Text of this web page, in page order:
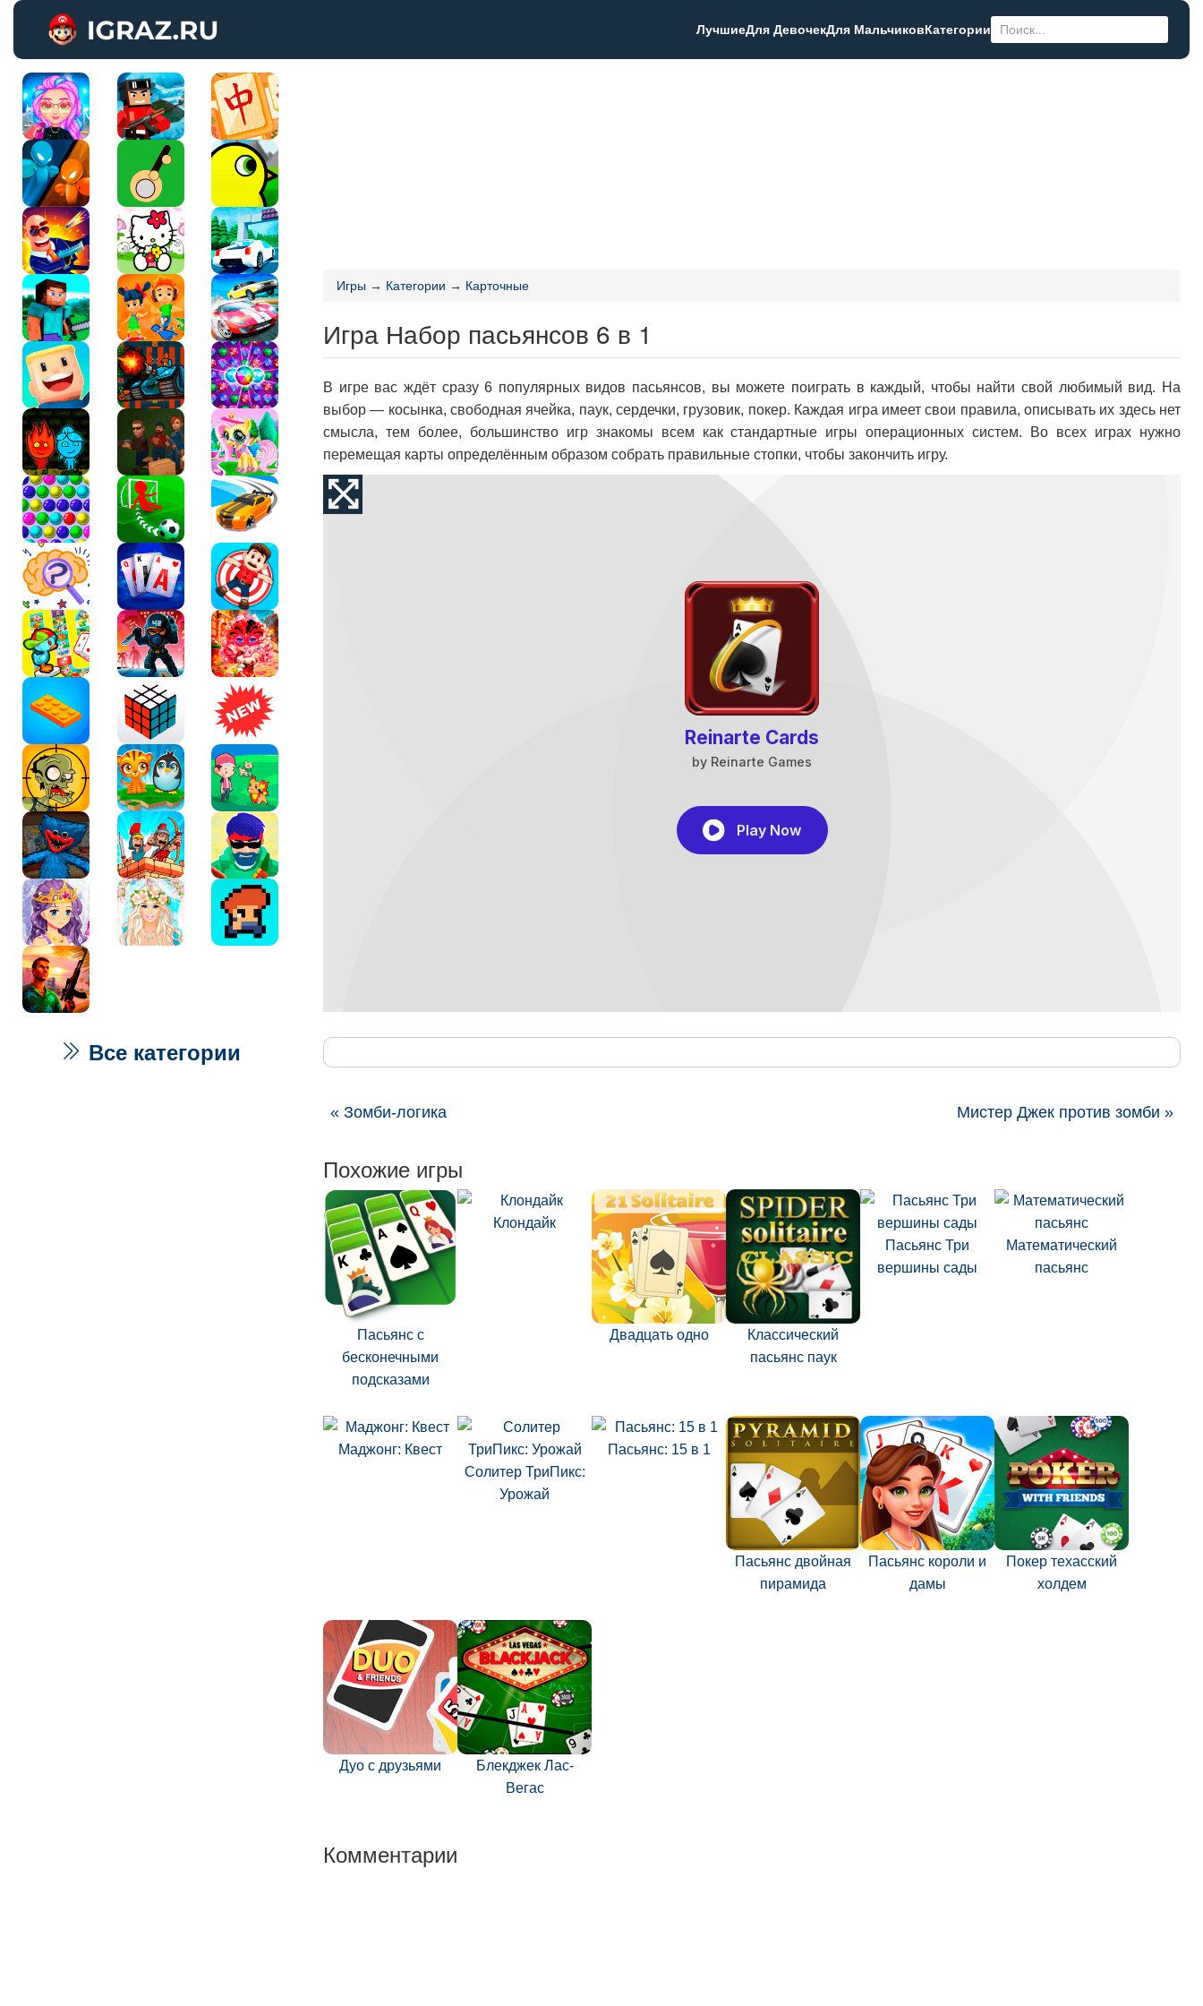
ЛучшиеДля ДевочекДля МальчиковКатегории
Игры → Категории → Карточные
Игра Набор пасьянсов 6 в 1
В игре вас ждёт сразу 6 популярных видов пасьянсов, вы можете поиграть в каждый, чтобы найти свой любимый вид. На
выбор — косынка, свободная ячейка, паук, сердечки, грузовик, покер. Каждая игра имеет свои правила, описывать их здесь нет
смысла, тем более, большинство игр знакомы всем как стандартные игры операционных систем. Во всех играх нужно
перемещая карты определённым образом собрать правильные стопки, чтобы закончить игру.
« Зомби-логика Мистер Джек против зомби »
Похожие игры
Пасьянс с
бесконечными
подсказами
Клондайк
Двадцать одно
Классический
пасьянс паук
Пасьянс Три
вершины сады
Математический
пасьянс
Маджонг: Квест
Солитер ТриПикс:
Урожай
Пасьянс: 15 в 1
Пасьянс двойная
пирамида
Пасьянс короли и
дамы
Покер техасский
холдем
Дуо с друзьями
Блекджек Лас-
Вегас
Комментарии
Все категории